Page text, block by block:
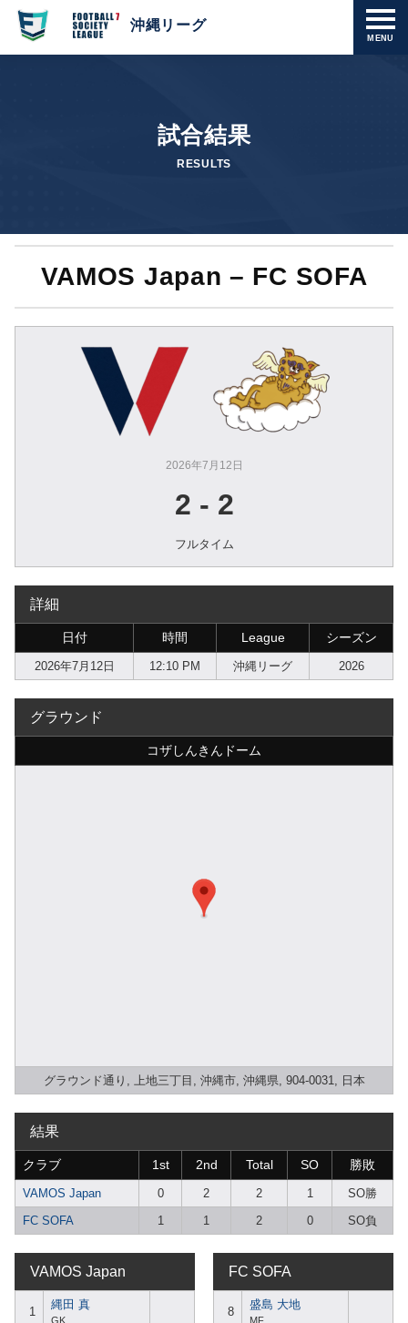
MENU
沖縄リーグ
試合結果
RESULTS
VAMOS Japan – FC SOFA
2026年7月12日
2 - 2
フルタイム
詳細
日付 時間 League シーズン
2026年7月12日 12:10 PM 沖縄リーグ 2026
グラウンド
コザしんきんドーム
グラウンド通り, 上地三丁目, 沖縄市, 沖縄県, 904-0031, 日本
結果
クラブ 1st 2nd Total SO 勝敗
VAMOS Japan 0 2 2 1
SO勝
FC SOFA
1 1 2 0 SO負
VAMOS Japan
1
縄田 真
GK
FC SOFA
8
盛島 大地
MF